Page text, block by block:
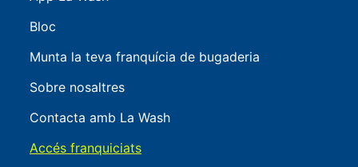
Bloc
Munta la teva franquícia de bugaderia
Sobre nosaltres
Contacta amb La Wash
Accés franquiciats